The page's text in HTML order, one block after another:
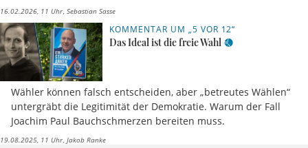
16.02.2026, 11 Uhr Sebastian Sasse
KOMMENTAR UM „5 VOR 12“
Das Ideal ist die freie Wahl
Wähler können falsch entscheiden, aber „betreutes Wählen“
untergräbt die Legitimität der Demokratie. Warum der Fall
Joachim Paul Bauchschmerzen bereiten muss.
19.08.2025, 11 Uhr Jakob Ranke